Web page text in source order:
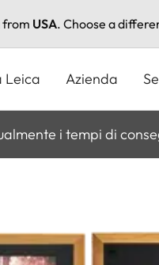
from USA. Choose a
Leica Azienda
i tempi di